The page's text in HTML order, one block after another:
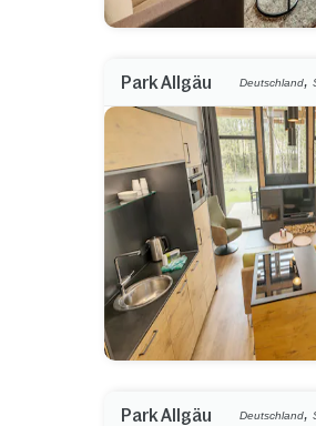
Park Allgäu Deutschland,
Park Allgäu Deutschland,